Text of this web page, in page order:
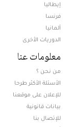
إيطاليا
فرنسا
ألمانيا
الدوريات الأخرى
معلومات عنا
من نحن ؟
الأسئلة الأكثر طرحا
للإعلان على موقعنا
بيانات قانونية
للإتصال بنا